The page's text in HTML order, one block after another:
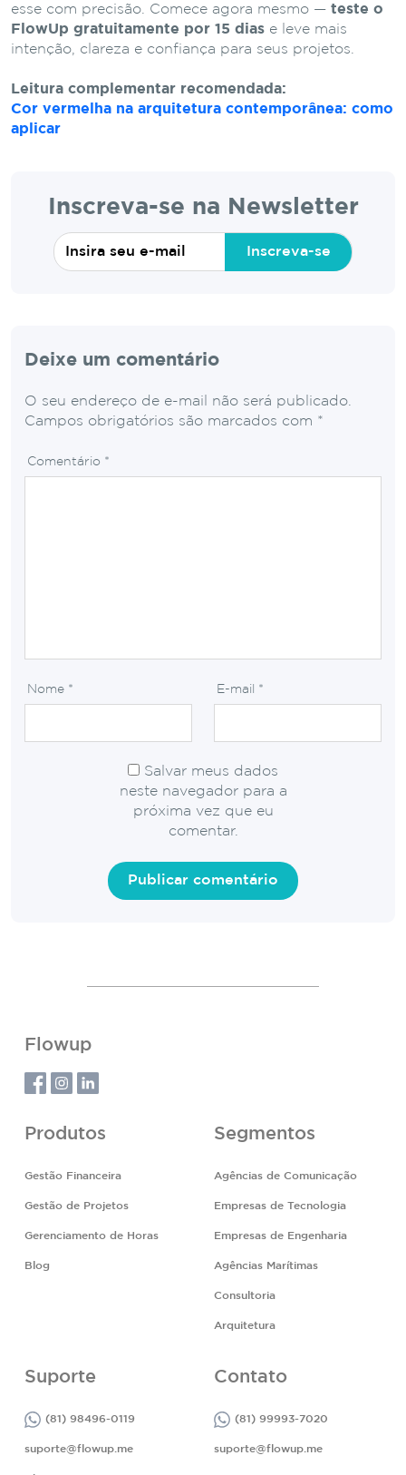
esse com precisão. Comece agora mesmo — teste o
FlowUp gratuitamente por 15 dias e leve mais
intenção, clareza e confiança para seus projetos.
Leitura complementar recomendada:
Cor vermelha na arquitetura contemporânea: como
aplicar
Inscreva-se na Newsletter
Inscreva-se
Deixe um comentário
O seu endereço de e-mail não será publicado.
Campos obrigatórios são marcados com *
Comentário *
Nome * E-mail *
Salvar meus dados
neste navegador para a
próxima vez que eu
comentar.
Flowup
Produtos
Gestão Financeira
Gestão de Projetos
Gerenciamento de Horas
Blog
Segmentos
Agências de Comunicação
Empresas de Tecnologia
Empresas de Engenharia
Agências Marítimas
Consultoria
Arquitetura
Suporte
(81) 98496-0119
suporte@flowup.me
Contato
(81) 99993-7020
suporte@flowup.me